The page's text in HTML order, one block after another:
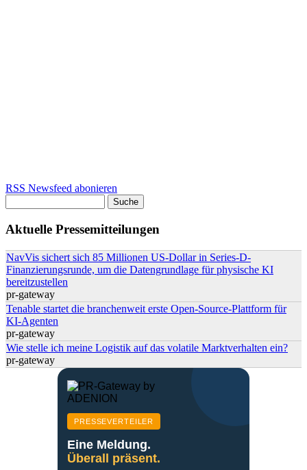
RSS Newsfeed abonieren
Aktuelle Pressemitteilungen
NavVis sichert sich 85 Millionen US-Dollar in Series-D-
Finanzierungsrunde, um die Datengrundlage für physische KI
bereitzustellen
pr-gateway
Tenable startet die branchenweit erste Open-Source-Plattform für
KI-Agenten
pr-gateway
Wie stelle ich meine Logistik auf das volatile Marktverhalten ein?
pr-gateway
PRESSEVERTEILER
Eine Meldung.
Überall präsent.